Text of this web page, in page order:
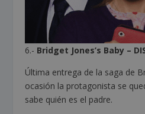
6.- Bridget Jones’s Baby –
Última entrega de la saga de
ocasión la protagonista se
sabe quién es el padre.